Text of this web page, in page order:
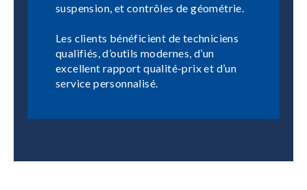
suspension, et contrôles de géométrie.
Les clients bénéficient de techniciens
qualifiés, d’outils modernes, d’un
excellent rapport qualité-prix et d’un
service personnalisé.